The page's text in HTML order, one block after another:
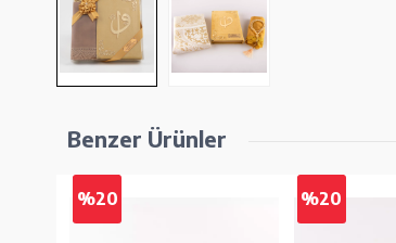
Benzer Ürünler
%20 %20